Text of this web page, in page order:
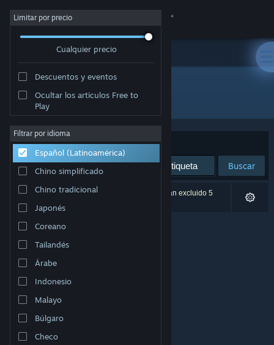
Iniciar sesión
Acerca de
Soporte
Cambiar idioma
Obtener la aplicación de Steam Mobile
Ver versión clásica
Limitar por precio
Cualquier precio
Descuentos y eventos
Ocultar los artículos Free to
Play
Filtrar por idioma
Español (Latinoamérica)
Chino simplificado
Chino tradicional
Japonés
Coreano
Tailandés
Árabe
Indonesio
Malayo
Búlgaro
Checo
Editor: Krispy Animation
Ordenar por Relevancia
Buscar
0 resultado(s) coinciden con la búsqueda. Se han excluido 5
títulos según tus preferencias.